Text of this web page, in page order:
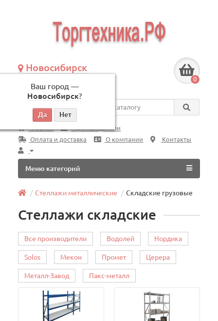
Новосибирск
Ваш город —
Новосибирск?
по будням, с 09:00 до 18:00
0
Везде
Главная
Производители
Оплата и доставка
О компании Контакты
Меню категорий
Стеллажи металлические Складские грузовые
Стеллажи складские
Все производители Водолей Нордика
Solos Мекон Промет Церера
Металл-Завод Пакс-металл